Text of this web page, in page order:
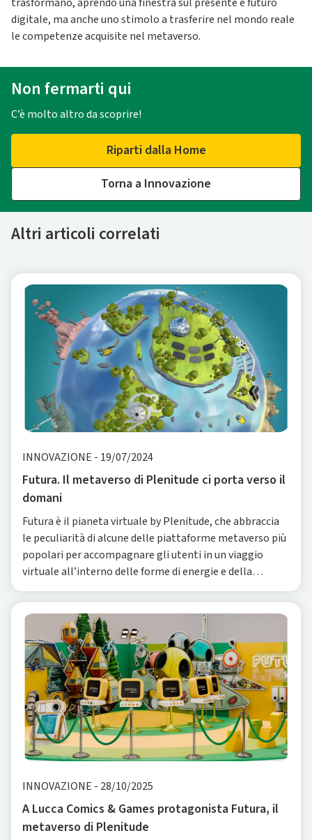
digitale, ma anche uno stimolo a trasferire nel mondo reale
le competenze acquisite nel metaverso.
Non fermarti qui
C’è molto altro da scoprire!
Riparti dalla Home
Torna a Innovazione
Altri articoli correlati
INNOVAZIONE - 19/07/2024
Futura. Il metaverso di Plenitude ci porta verso il
domani
Futura è il pianeta virtuale by Plenitude, che abbraccia
le peculiarità di alcune delle piattaforme metaverso più
popolari per accompagnare gli utenti in un viaggio
virtuale all’interno delle forme di energie e della
consapevolezza ambientale. Il nome, Futura, evoca
innovazione e una visione a lungo termine, mantenendo
allo stesso tempo delle so...
INNOVAZIONE - 28/10/2025
A Lucca Comics & Games protagonista Futura, il
metaverso di Plenitude